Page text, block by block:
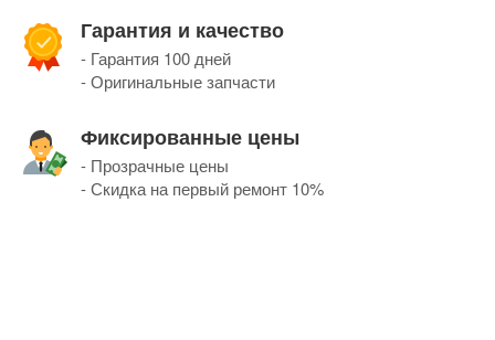
Гарантия и качество
- Гарантия 100 дней
- Оригинальные запчасти
Фиксированные цены
- Прозрачные цены
- Скидка на первый ремонт 10%